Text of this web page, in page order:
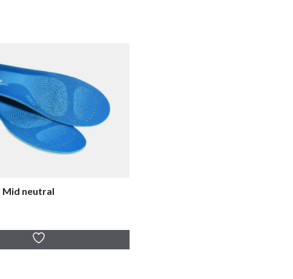
Mid neutral